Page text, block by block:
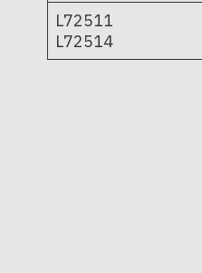
L72511
L72514